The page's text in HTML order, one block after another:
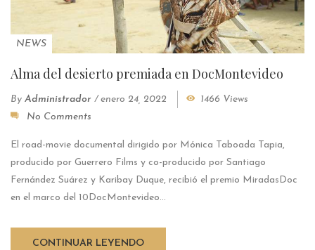
NEWS
Alma del desierto premiada en DocMontevideo
By Administrador / enero 24, 2022
1466 Views
No Comments
El road-movie documental dirigido por Mónica Taboada Tapia,
producido por Guerrero Films y co-producido por Santiago
Fernández Suárez y Karibay Duque, recibió el premio MiradasDoc
en el marco del 10DocMontevideo...
CONTINUAR LEYENDO